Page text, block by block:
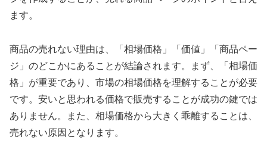
ます。
商品の売れない理由は、「相場価格」「価値」「商品ペー
ジ」のどこかにあることが結論されます。まず、「相場価
格」が重要であり、市場の相場価格を理解することが必要
です。安いと思われる価格で販売することが成功の鍵では
ありません。また、相場価格から大きく乖離することは、
売れない原因となります。